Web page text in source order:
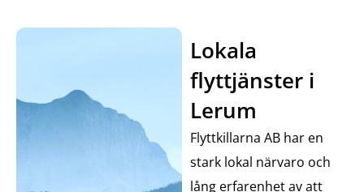
Lokala
flyttjänster i
Lerum
Flyttkillarna AB har en
stark lokal närvaro och
lång erfarenhet av att